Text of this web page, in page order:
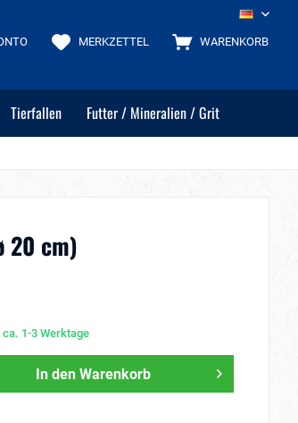
DE
WARENKORB
MERKZETTEL
Tierfallen Futter / Mineralien / Grit
20 cm)
1-3 Werktage
In den Warenkorb